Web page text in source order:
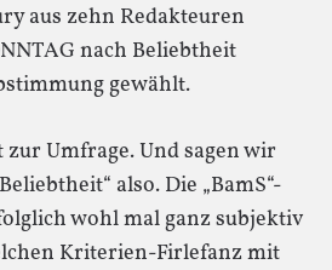
aus zehn Redakteuren
nach Beliebtheit
gewählt.
zur Umfrage. Und sagen wir
also. Die „BamS“-
wohl mal ganz subjektiv
Kriterien-Firlefanz mit